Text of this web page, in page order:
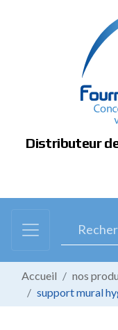
Distributeur
Accueil nos
support mural
Panneau de gestion